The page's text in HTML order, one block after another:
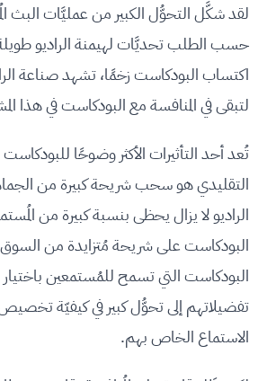
لقد شكَّل التحوُّل الكبير من عمليَّات البث
حسب الطلب تحديَّات لهيمنة الراديو
اكتساب البودكاست زخمًا، تشهد صناعة
لتبقى في المنافسة مع البودكاست في هذا
تُعد أحد التأثيرات الأكثر وضوحًا للبودكاست
التقليدي هو سحب شريحة كبيرة من
الراديو لا يزال يحظى بنسبة كبيرة من
البودكاست على شريحة مُتزايدة من
البودكاست التي تسمح للمُستمعين
تفضيلاتهم إلى تحوُّل كبير في كيفيّة
الاستماع الخاص بهم.